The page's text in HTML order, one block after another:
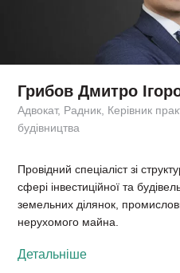
Грибов Дмитро
Адвокат, Радник, Керівник
будівництва
Провідний спеціаліст зі
сфері інвестиційної та
земельних ділянок,
нерухомого майна.
Детальніше